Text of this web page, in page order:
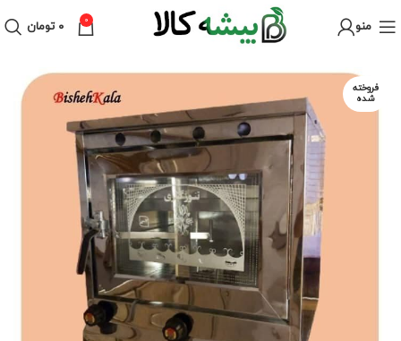
منو 0 ۰ تومان
فروخته
شده